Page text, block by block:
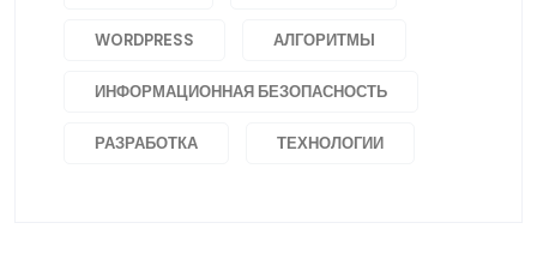
WORDPRESS АЛГОРИТМЫ
ИНФОРМАЦИОННАЯ БЕЗОПАСНОСТЬ
РАЗРАБОТКА ТЕХНОЛОГИИ